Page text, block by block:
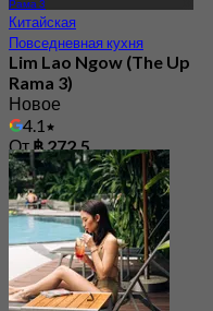
Rama 3)
Новое
4.1
От฿ 272.5
Ян Нава
Награда Red Table
Интернациональная